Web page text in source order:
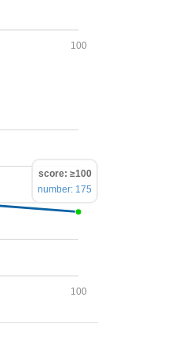
100
100
score: ≥100
number: 175